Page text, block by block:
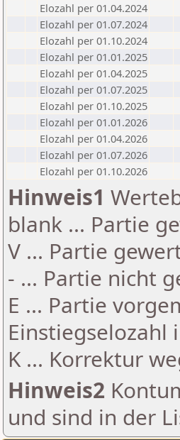
Elozahl per 01.04.2024
Elozahl per 01.07.2024
Elozahl per 01.10.2024
Elozahl per 01.01.2025
Elozahl per 01.04.2025
Elozahl per 01.07.2025
Elozahl per 01.10.2025
Elozahl per 01.01.2026
Elozahl per 01.04.2026
Elozahl per 01.07.2026
Elozahl per 01.10.2026
Hinweis1
blank ... Partie
V ... Partie
- ... Partie nicht
E ... Partie
Einstiegselozahl
K ... Korrektur
Hinweis2
und sind in der